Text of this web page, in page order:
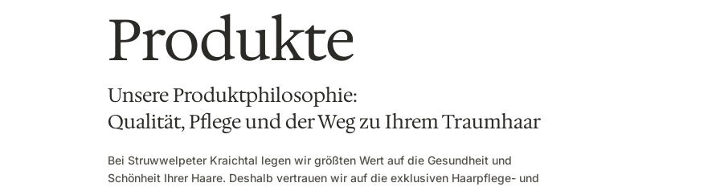
Produkte
Unsere Produktphilosophie:
Qualität, Pflege und der Weg zu Ihrem Traumhaar
Bei Struwwelpeter Kraichtal legen wir größten Wert auf die Gesundheit und
Schönheit Ihrer Haare. Deshalb vertrauen wir auf die exklusiven Haarpflege- und